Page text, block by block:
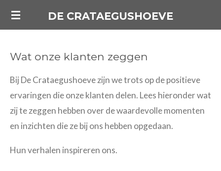
Ga
direct
de
DE CRATAEGUSHOEVE
Wat onze klanten zeggen
Bij De Crataegushoeve zijn we trots op de positieve
ervaringen die onze klanten delen. Lees hieronder wat
zij te zeggen hebben over de waardevolle momenten
en inzichten die ze bij ons hebben opgedaan.
Hun verhalen inspireren ons.